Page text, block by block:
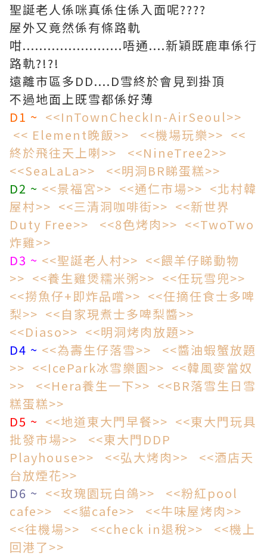
聖誕老人係咪真係住係入面呢????
屋外又竟然係有條路軌
咁........................唔通....新穎既鹿車係行
路軌?!?!
遠離市區多DD....D雪終於會見到掛頂
不過地面上既雪都係好薄
D1 ~ <<InTownCheckIn-AirSeoul>>
<< Element晚飯>>
<<機場玩樂>> <<
終於飛往天上喇>>
<<NineTree2>>
<<SeaLaLa>>
<<明洞BR睇蛋糕>>
D2 ~ <<景福宮>> <<通仁市場>> <北村韓
屋村>> <<三清洞咖啡街>> <<新世界
Duty Free>>
<<8色烤肉>> <<TwoTwo
炸雞>>
D3 ~ <<聖誕老人村>> <<餵羊仔睇動物
>> <<養生雞煲糯米粥>> <<任玩雪兜>>
<<撈魚仔+即炸品嚐>> <<任摘任食士多啤
梨>> <<自家現煮士多啤梨醬>>
<<Diaso>> <<明洞烤肉放題>>
D4 ~ <<為壽生仔落雪>>
<<醬油蝦蟹放題
>> <<IcePark冰雪樂園>> <<韓風麥當奴
>>
<<Hera養生一下>> <<BR落雪生日雪
糕蛋糕>>
D5 ~ <<地道東大門早餐>> <<東大門玩具
批發市場>>
<<東大門DDP
Playhouse>>
<<弘大烤肉>>
<<酒店天
台放煙花>>
D6 ~ <<玫瑰園玩白鴿>>
<<粉紅pool
cafe>>
<<貓cafe>>
<<牛味屋烤肉>>
<<往機場>>
<<check in退稅>>
<<機上
回港了>>